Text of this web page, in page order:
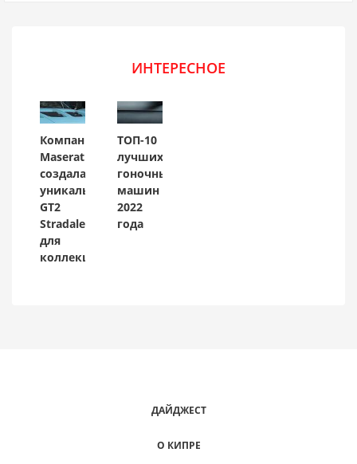
ИНТЕРЕСНОЕ
Компания
Maserati
создала
уникальный
GT2
Stradale
для
коллекционера
ТОП-10
лучших
гоночных
машин
2022
года
ДАЙДЖЕСТ
О КИПРЕ